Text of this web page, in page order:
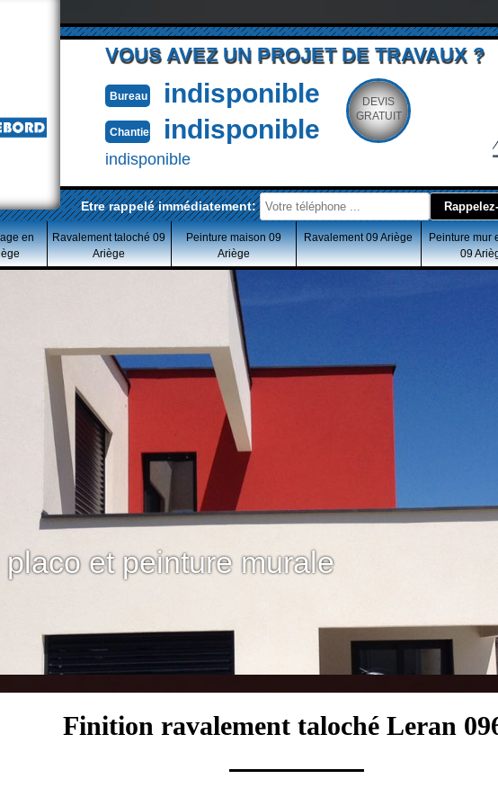
VOUS AVEZ UN PROJET DE TRAVAUX ?
Bureau indisponible
Chantier indisponible
indisponible
DEVIS
GRATUIT
Etre rappelé immédiatement:
en
Ravalement taloché 09
Ariège
Peinture maison 09
Ariège
Ravalement 09 Ariège
Peinture mur
09
et peinture murale
Finition ravalement taloché Leran